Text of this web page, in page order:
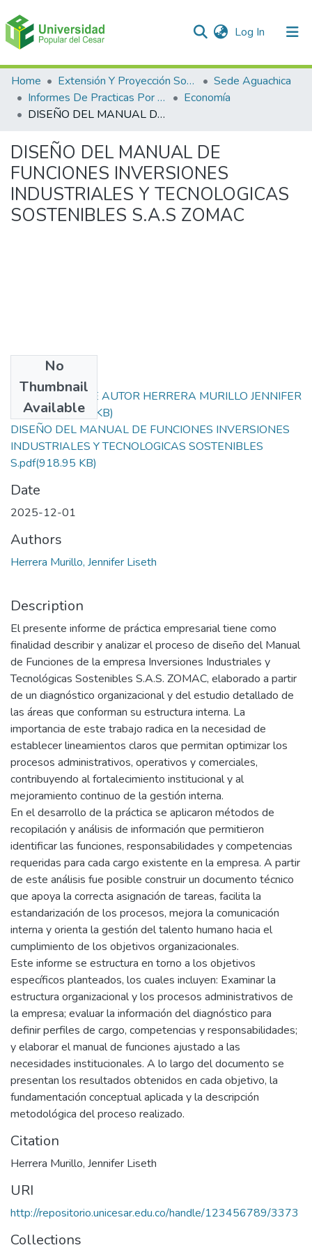
Log In (current)
Communities & Collections
All of DSpace
Home Extensión Y Proyección Social
Sede Aguachica
Informes De Practicas Por Programas
Economía
DISEÑO DEL MANUAL DE FUNCIONES INVERSIONES INDUSTRIALES Y TECNOLOGICAS SOSTENIBLES S.A.S ZOMAC
DISEÑO DEL MANUAL DE
FUNCIONES INVERSIONES
INDUSTRIALES Y TECNOLOGICAS
SOSTENIBLES S.A.S ZOMAC
No
Thumbnail
Available
DERECHOS DE AUTOR HERRERA MURILLO JENNIFER
LISETH.pdf(16.1 KB)
DISEÑO DEL MANUAL DE FUNCIONES INVERSIONES
INDUSTRIALES Y TECNOLOGICAS SOSTENIBLES
S.pdf(918.95 KB)
Date
2025-12-01
Authors
Herrera Murillo, Jennifer Liseth
Description
El presente informe de práctica empresarial tiene como
finalidad describir y analizar el proceso de diseño del Manual
de Funciones de la empresa Inversiones Industriales y
Tecnológicas Sostenibles S.A.S. ZOMAC, elaborado a partir
de un diagnóstico organizacional y del estudio detallado de
las áreas que conforman su estructura interna. La
importancia de este trabajo radica en la necesidad de
establecer lineamientos claros que permitan optimizar los
procesos administrativos, operativos y comerciales,
contribuyendo al fortalecimiento institucional y al
mejoramiento continuo de la gestión interna.
En el desarrollo de la práctica se aplicaron métodos de
recopilación y análisis de información que permitieron
identificar las funciones, responsabilidades y competencias
requeridas para cada cargo existente en la empresa. A partir
de este análisis fue posible construir un documento técnico
que apoya la correcta asignación de tareas, facilita la
estandarización de los procesos, mejora la comunicación
interna y orienta la gestión del talento humano hacia el
cumplimiento de los objetivos organizacionales.
Este informe se estructura en torno a los objetivos
específicos planteados, los cuales incluyen: Examinar la
estructura organizacional y los procesos administrativos de
la empresa; evaluar la información del diagnóstico para
definir perfiles de cargo, competencias y responsabilidades;
y elaborar el manual de funciones ajustado a las
necesidades institucionales. A lo largo del documento se
presentan los resultados obtenidos en cada objetivo, la
fundamentación conceptual aplicada y la descripción
metodológica del proceso realizado.
Citation
Herrera Murillo, Jennifer Liseth
URI
http://repositorio.unicesar.edu.co/handle/123456789/3373
Collections